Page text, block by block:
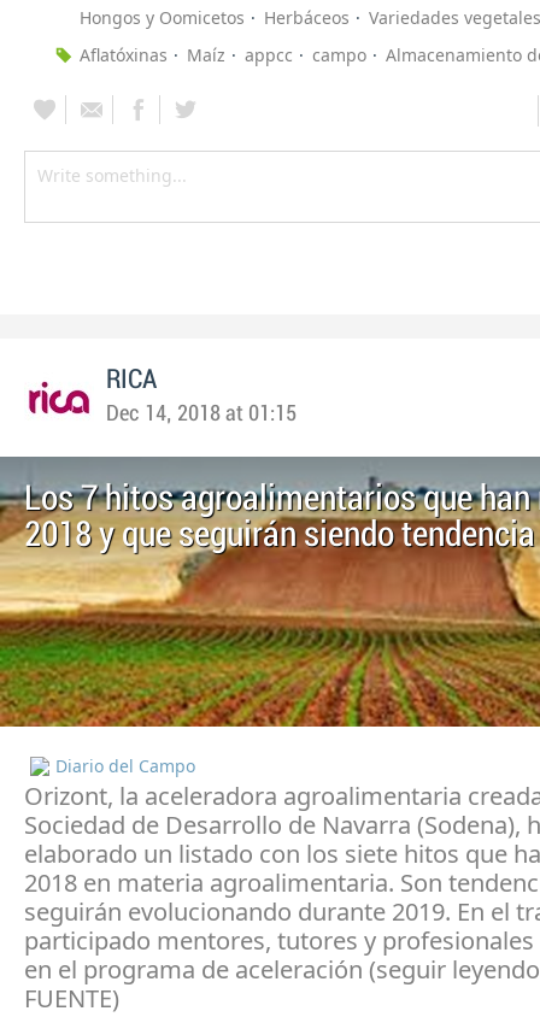
Hongos y Oomicetos
Herbáceos
Variedades vegetales
Aflatóxinas
Maíz appcc campo Almacenamiento
RICA
Dec 14, 2018 at 01:15
Los 7 hitos agroalimentarios que han
2018 y que seguirán siendo
Diario del Campo
Orizont, la aceleradora agroalimentaria
Sociedad de Desarrollo de Navarra (Sodena),
elaborado un listado con los siete hitos que
2018 en materia agroalimentaria. Son
seguirán evolucionando durante 2019. En el
participado mentores, tutores y
en el programa de aceleración (seguir
FUENTE)